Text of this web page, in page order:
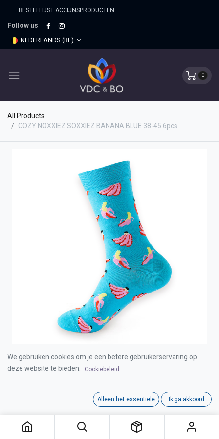
BESTELLIJST ACCIJNSPRO​DUCTEN
Follow us
NEDERLANDS (BE)
0
All Products
COZY NOXXIEZ SOXXIEZ BANANA BLUE 38-45 6pcs
COZY NOXXIEZ SOXXIEZ BANANA BLUE 38-45
6pcs
Category:
We gebruiken cookies om je een betere gebruikerservaring op
deze website te bieden.
Cookiebeleid
Alleen het essentiële Ik ga akkoord